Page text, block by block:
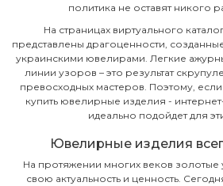
политика не оставят никого
На страницах виртуального
представлены драгоценности,
украинскими ювелирами. Легкие
линии узоров – это результат
превосходных мастеров. Поэтому,
купить ювелирные изделия -
идеально подойдет для
Ювелирные изделия
На протяжении многих веков
свою актуальность и ценность.